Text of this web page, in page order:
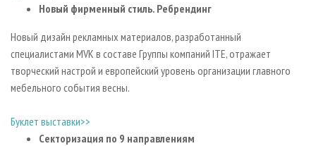
Новый фирменный стиль. Ребрендинг
Новый дизайн рекламных материалов, разработанный
специалистами MVK в составе Группы компаний ITE, отражает
творческий настрой и европейский уровень организации главного
мебельного события весны.
Буклет выставки>>
Секторизация по 9 направлениям